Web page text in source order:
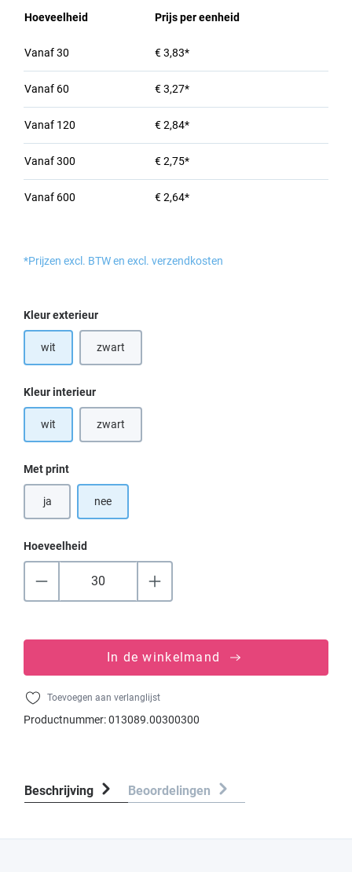
Hoeveelheid Prijs per eenheid
Vanaf30 € 3,83*
Vanaf 60 € 3,27*
Vanaf 120 € 2,84*
Vanaf300 € 2,75*
Vanaf 600 € 2,64*
*Prijzen excl. BTW en excl. verzendkosten
Selecteer
Kleur exterieur
wit zwart(Deze optie is momenteel niet beschikbaar.)
Selecteer
Kleur interieur
wit zwart(Deze optie is momenteel niet beschikbaar.)
Selecteer
Met print
ja nee
Hoeveelheid
In de winkelmand
Toevoegen aan verlanglijst
Productnummer:013089.00300300
Beschrijving Beoordelingen